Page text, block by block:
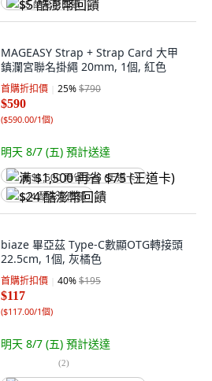
$5 酷澎幣回饋
MAGEASY Strap + Strap Card 大甲
鎮瀾宮聯名掛繩 20mm, 1個, 紅色
首購折扣價 25%$790
$590
($590.00/1個)
明天 8/7 (五) 預計送達
满 $1,500 再省 $75 (王道卡)
$24 酷澎幣回饋
biaze 畢亞茲 Type-C數顯OTG轉接頭
22.5cm, 1個, 灰橘色
首購折扣價 40%$195
$117
($117.00/1個)
明天 8/7 (五) 預計送達
(2)